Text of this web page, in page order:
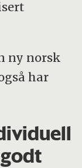
ny norsk
har